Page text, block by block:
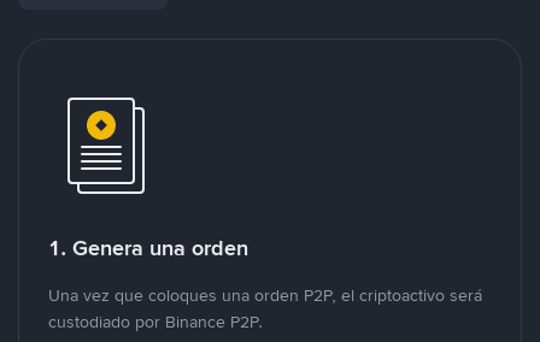
1. Genera una orden
Una vez que coloques una orden P2P, el criptoactivo será
custodiado por Binance P2P.